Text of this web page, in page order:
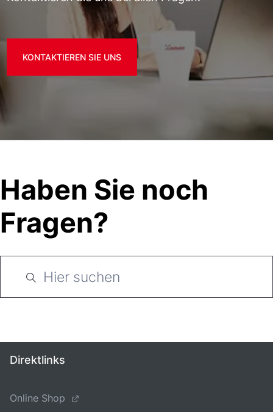
KONTAKTIEREN SIE UNS
Haben Sie noch
Fragen?
Direktlinks
Online Shop